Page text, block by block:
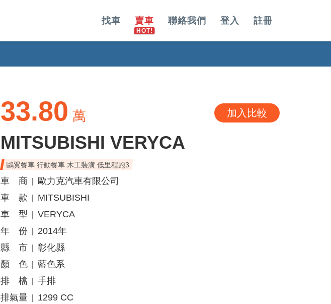
找車 賣車 聯絡我們 登入 註冊
33.80 萬 加入比較
MITSUBISHI VERYCA
鷗翼餐車 行動餐車 木工裝潢 低里程跑3
車 商
歐力克汽車有限公司
車 款
MITSUBISHI
車 型
VERYCA
年 份
2014年
縣 市
彰化縣
顏 色
藍色系
排 檔
手排
排氣量
1299 CC